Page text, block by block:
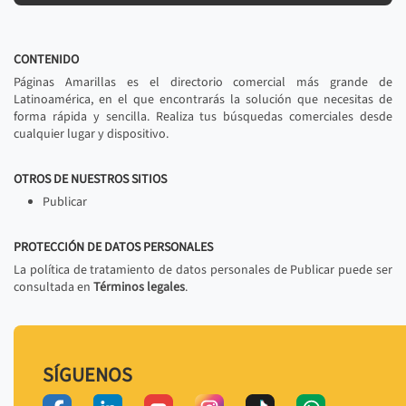
CONTENIDO
Páginas Amarillas es el directorio comercial más grande de
Latinoamérica, en el que encontrarás la solución que necesitas de
forma rápida y sencilla. Realiza tus búsquedas comerciales desde
cualquier lugar y dispositivo.
OTROS DE NUESTROS SITIOS
Publicar
PROTECCIÓN DE DATOS PERSONALES
La política de tratamiento de datos personales de Publicar puede ser
consultada en Términos legales.
SÍGUENOS